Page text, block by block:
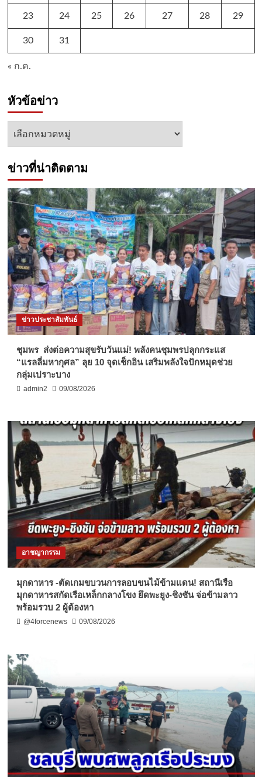
23 24 25 26 27 28 29
30 31
« ก.ค.
หัวข้อข่าว
หัวข้อ
ข่าวที่น่าติดตาม
ข่าวประชาสัมพันธ์
ชุมพร ส่งต่อความสุขรับวันแม่! พลังคนชุมพรปลุกกระแส
“แรลลี่มหากุศล” ลุย 10 จุดเช็กอิน เสริมพลังใจปักหมุดช่วย
กลุ่มเปราะบาง
admin2 09/08/2026
อาชญากรรม
มุกดาหาร -ตัดเกมขบวนการลอบขนไม้ข้ามแดน! สถานีเรือ
มุกดาหารสกัดเรือเหล็กกลางโขง ยึดพะยูง-ชิงชัน จ่อข้ามลาว
พร้อมรวบ 2 ผู้ต้องหา
@4forcenews 09/08/2026